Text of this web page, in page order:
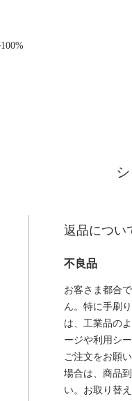
返品につい
不良品
お客さま都合
ん。特に手刷
は、工業品の
ージや利用シ
ご注文をお願
場合は、商品
い。お取り替